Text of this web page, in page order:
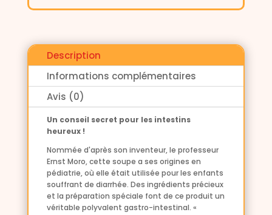
Description
Informations complémentaires
Avis (0)
Un conseil secret pour les intestins
heureux !
Nommée d'après son inventeur, le professeur
Ernst Moro, cette soupe a ses origines en
pédiatrie, où elle était utilisée pour les enfants
souffrant de diarrhée. Des ingrédients précieux
et la préparation spéciale font de ce produit un
véritable polyvalent gastro-intestinal. «